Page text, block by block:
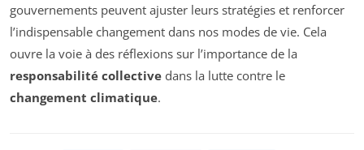
gouvernements peuvent ajuster leurs stratégies et renforcer
l’indispensable changement dans nos modes de vie. Cela
ouvre la voie à des réflexions sur l’importance de la
responsabilité collective dans la lutte contre le
changement climatique.